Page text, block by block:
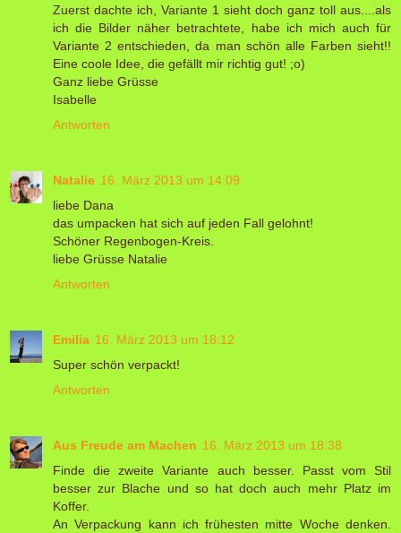
Zuerst dachte ich, Variante 1 sieht doch ganz toll aus....als
ich die Bilder näher betrachtete, habe ich mich auch für
Variante 2 entschieden, da man schön alle Farben sieht!!
Eine coole Idee, die gefällt mir richtig gut! ;o)
Ganz liebe Grüsse
Isabelle
Antworten
Natalie 16. März 2013 um 14:09
liebe Dana
das umpacken hat sich auf jeden Fall gelohnt!
Schöner Regenbogen-Kreis.
liebe Grüsse Natalie
Antworten
Emilia 16. März 2013 um 18:12
Super schön verpackt!
Antworten
Aus Freude am Machen 16. März 2013 um 18:38
Finde die zweite Variante auch besser. Passt vom Stil
besser zur Blache und so hat doch auch mehr Platz im
Koffer.
An Verpackung kann ich frühesten mitte Woche denken.